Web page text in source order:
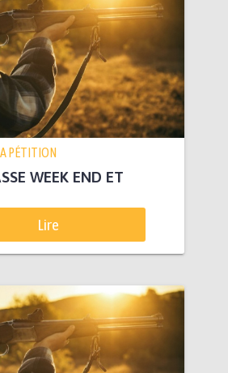
PÉTITION
WEEK END ET
Lire